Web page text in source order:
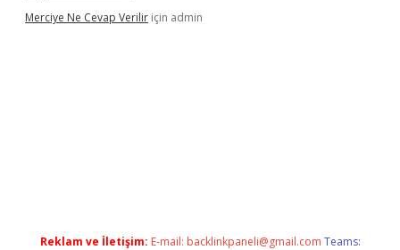
Merciye Ne Cevap Verilir için admin
Reklam ve İletişim: E-mail: backlinkpaneli@gmail.com Teams: